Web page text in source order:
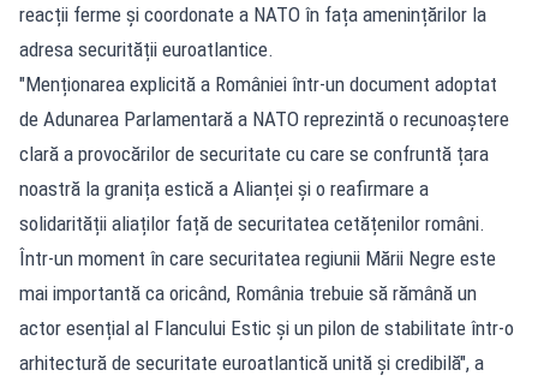
reacții ferme și coordonate a NATO în fața amenințărilor la
adresa securității euroatlantice.
"Menționarea explicită a României într-un document adoptat
de Adunarea Parlamentară a NATO reprezintă o recunoaștere
clară a provocărilor de securitate cu care se confruntă țara
noastră la granița estică a Alianței și o reafirmare a
solidarității aliaților față de securitatea cetățenilor români.
Într-un moment în care securitatea regiunii Mării Negre este
mai importantă ca oricând, România trebuie să rămână un
actor esențial al Flancului Estic și un pilon de stabilitate într-o
arhitectură de securitate euroatlantică unită și credibilă", a